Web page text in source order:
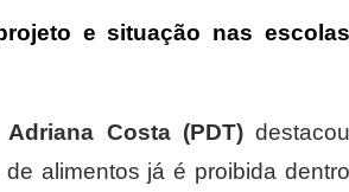
e situação nas escolas
Adriana Costa (PDT)
alimentos já é proibida dentro